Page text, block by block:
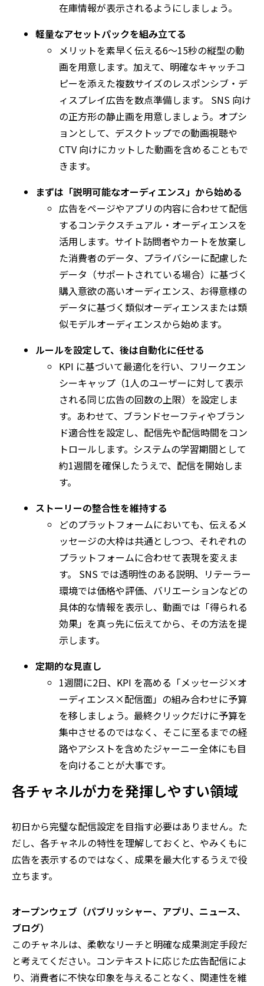
在庫情報が表示されるようにしましょう。
軽量なアセットパックを組み立てる
メリットを素早く伝える6～15秒の縦型の動
画を用意します。加えて、明確なキャッチコ
ピーを添えた複数サイズのレスポンシブ・デ
ィスプレイ広告を数点準備します。 SNS 向け
の正方形の静止画を用意しましょう。オプシ
ョンとして、デスクトップでの動画視聴や
CTV 向けにカットした動画を含めることもで
きます。
まずは「説明可能なオーディエンス」から始める
広告をページやアプリの内容に合わせて配信
するコンテクスチュアル・オーディエンスを
活用します。サイト訪問者やカートを放棄し
た消費者のデータ、プライバシーに配慮した
データ（サポートされている場合）に基づく
購入意欲の高いオーディエンス、お得意様の
データに基づく類似オーディエンスまたは類
似モデルオーディエンスから始めます。
ルールを設定して、後は自動化に任せる
KPI に基づいて最適化を行い、フリークエン
シーキャップ（1人のユーザーに対して表示
される同じ広告の回数の上限）を設定しま
す。あわせて、ブランドセーフティやブラン
ド適合性を設定し、配信先や配信時間をコン
トロールします。システムの学習期間として
約1週間を確保したうえで、配信を開始しま
す。
ストーリーの整合性を維持する
どのプラットフォームにおいても、伝えるメ
ッセージの大枠は共通としつつ、それぞれの
プラットフォームに合わせて表現を変えま
す。 SNS では透明性のある説明、リテーラー
環境では価格や評価、バリエーションなどの
具体的な情報を表示し、動画では「得られる
効果」を真っ先に伝えてから、その方法を提
示します。
定期的な見直し
1週間に2日、 KPI を高める「メッセージ×オ
ーディエンス×配信面」の組み合わせに予算
を移しましょう。最終クリックだけに予算を
集中させるのではなく、そこに至るまでの経
路やアシストを含めたジャーニー全体にも目
を向けることが大事です。
各チャネルが力を発揮しやすい領域
初日から完璧な配信設定を目指す必要はありません。た
だし、各チャネルの特性を理解しておくと、やみくもに
広告を表示するのではなく、成果を最大化するうえで役
立ちます。
オープンウェブ（パブリッシャー、アプリ、ニュース、
ブログ）
このチャネルは、柔軟なリーチと明確な成果測定手段だ
と考えてください。コンテキストに応じた広告配信によ
り、消費者に不快な印象を与えることなく、関連性を維